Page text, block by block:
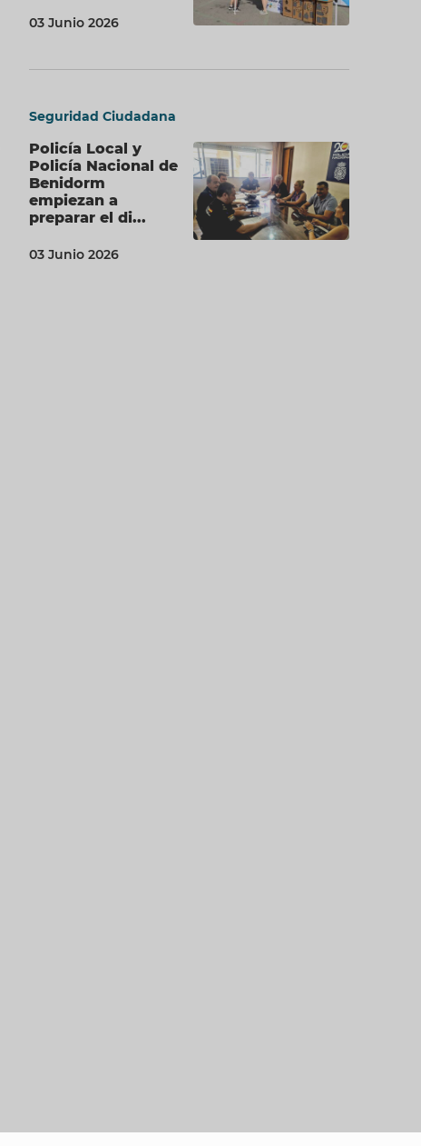
03 Junio 2026
Seguridad Ciudadana
Policía Local y
Policía Nacional de
Benidorm
empiezan a
preparar el di...
03 Junio 2026